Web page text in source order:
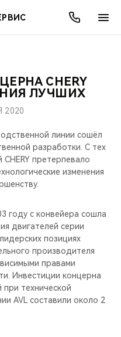
CHERY
ЛУЧШИХ
2020
линии сошёл
разработки. С тех
претерпевало
изменения
году c конвейера сошла
двигателей серии
позициях
производителя
правами
Инвестиции концерна
при технической
AVL составили около 2